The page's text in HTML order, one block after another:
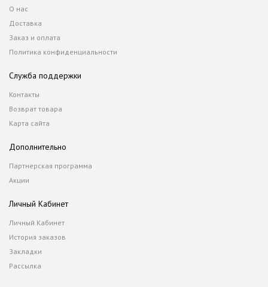
О нас
Доставка
Заказ и оплата
Политика конфиденциальности
Служба поддержки
Контакты
Возврат товара
Карта сайта
Дополнительно
Партнерская программа
Акции
Личный Кабинет
Личный Кабинет
История заказов
Закладки
Рассылка